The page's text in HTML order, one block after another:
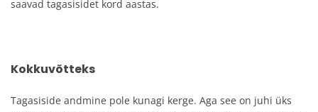
saavad tagasisidet kord aastas.
Kokkuvõtteks
Tagasiside andmine pole kunagi kerge. Aga see on juhi üks